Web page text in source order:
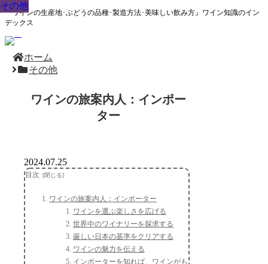
『ワインの生産地･ぶどうの品種･製造方法･美味しい飲み方』ワイン知識のイン
デックス
ホーム
その他
ワインの旅案内人：インポー
ター
その他
2024.07.25
目次
ワインの旅案内人：インポーター
ワインを選ぶ楽しさを広げる
世界中のワイナリーを探求する
厳しい日本の基準をクリアする
ワインの魅力を伝える
インポーターを知れば、ワインがも
その他
その他
その他
その他
その他
その他
その他
その他